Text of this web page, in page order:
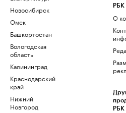
Новосибирск
Омск
Башкортостан
Вологодская
область
Калининград
Краснодарский
край
Нижний
Новгород
РБК
О
РБК